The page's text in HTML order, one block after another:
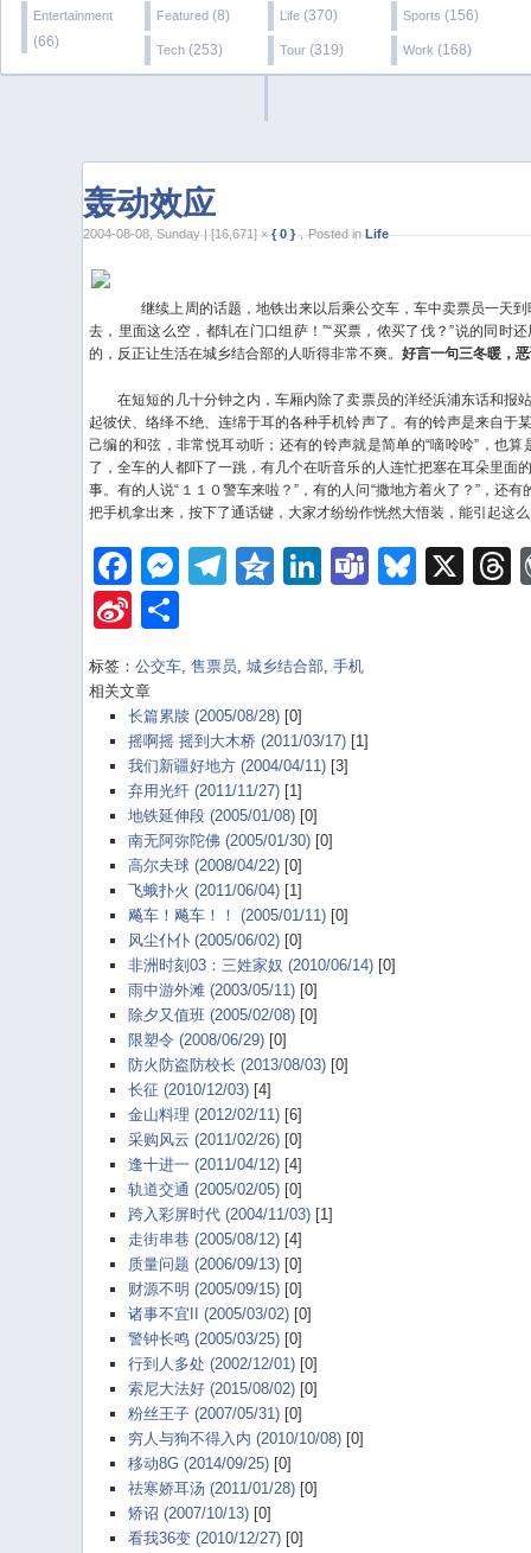
Entertainment
(66)
Featured (8) Life (370) Sports (156)
Tech (253) Tour (319) Work (168)
轰动效应
2004-08-08, Sunday | [16,671] ×{ 0 }，Posted inLife
继续上周的话题，地铁出来以后乘公交车，车中卖票员一天到
去，里面这么空，都轧在门口组萨！”“买票，侬买了伐？”说的同时
的，反正让生活在城乡结合部的人听得非常不爽。好言一句三冬暖，
在短短的几十分钟之内，车厢内除了卖票员的洋经浜浦东话和报
起彼伏、络绎不绝、连绵于耳的各种手机铃声了。有的铃声是来自于
己编的和弦，非常悦耳动听；还有的铃声就是简单的“嘀呤呤”，也算
了，全车的人都吓了一跳，有几个在听音乐的人连忙把塞在耳朵里面
事。有的人说“１１０警车来啦？”，有的人问“撒地方着火了？”，还
把手机拿出来，按下了通话键，大家才纷纷作恍然大悟装，能引起这
Facebook
Messenger
Telegram
Qzone
LinkedIn
TeamsX
Sina
Weibo
标签：公交车,售票员,城乡结合部,手机
相关文章
长篇累牍 (2005/08/28)[0]
摇啊摇 摇到大木桥 (2011/03/17)[1]
我们新疆好地方 (2004/04/11)[3]
弃用光纤 (2011/11/27)[1]
地铁延伸段 (2005/01/08)[0]
南无阿弥陀佛 (2005/01/30)[0]
高尔夫球 (2008/04/22)[0]
飞蛾扑火 (2011/06/04)[1]
飚车！飚车！！ (2005/01/11)[0]
风尘仆仆 (2005/06/02)[0]
非洲时刻03：三姓家奴 (2010/06/14)[0]
雨中游外滩 (2003/05/11)[0]
除夕又值班 (2005/02/08)[0]
限塑令 (2008/06/29)[0]
防火防盗防校长 (2013/08/03)[0]
长征 (2010/12/03)[4]
金山料理 (2012/02/11)[6]
采购风云 (2011/02/26)[0]
逢十进一 (2011/04/12)[4]
轨道交通 (2005/02/05)[0]
跨入彩屏时代 (2004/11/03)[1]
走街串巷 (2005/08/12)[4]
质量问题 (2006/09/13)[0]
财源不明 (2005/09/15)[0]
诸事不宜II (2005/03/02)[0]
警钟长鸣 (2005/03/25)[0]
行到人多处 (2002/12/01)[0]
索尼大法好 (2015/08/02)[0]
粉丝王子 (2007/05/31)[0]
穷人与狗不得入内 (2010/10/08)[0]
移动8G (2014/09/25)[0]
祛寒娇耳汤 (2011/01/28)[0]
矫诏 (2007/10/13)[0]
看我36变 (2010/12/27)[0]